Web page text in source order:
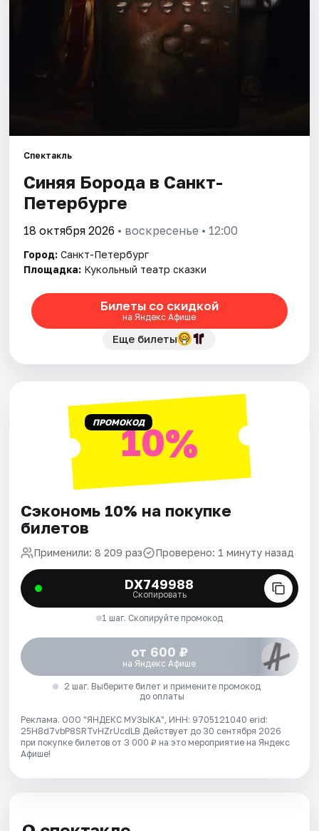
Спектакль
Синяя Борода в Санкт-
Петербурге
18 октября 2026 • воскресенье • 12:00
Город: Санкт-Петербург
Площадка: Кукольный театр сказки
Билеты со скидкой
на Яндекс Афише
Еще билеты
ПРОМОКОД10%
Сэкономь 10% на покупке
билетов
Применили: 8 209 раз Проверено: 1 минуту назад
DX749988
Скопировать
1 шаг. Скопируйте промокод
от 600 ₽
на Яндекс Афише
2 шаг. Выберите билет и примените промокод
до оплаты
Реклама. ООО "ЯНДЕКС МУЗЫКА", ИНН: 9705121040 erid:
25H8d7vbP8SRTvHZrUcdLB Действует до 30 сентября 2026
при покупке билетов от 3 000 ₽ на это мероприятие на Яндекс
Афише!